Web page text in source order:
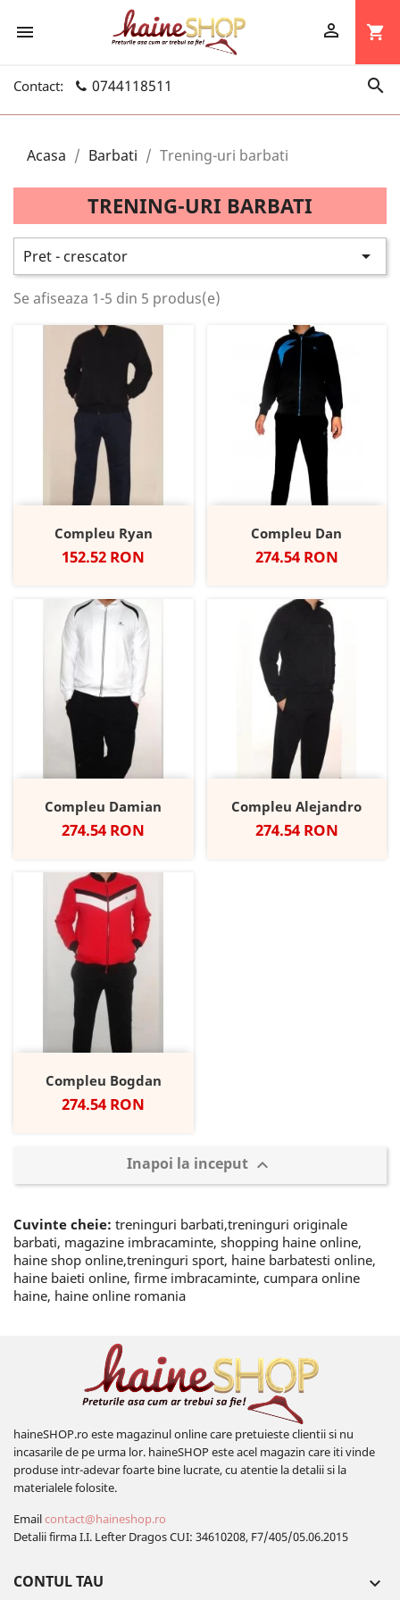
 shopping_cart

Contact: 0744118511 
Acasa Barbati Trening-uri barbati
TRENING-URI BARBATI
Pret - crescator 
Se afiseaza 1-5 din 5 produs(e)
Compleu Ryan
Pret
152.52 RON
Compleu Dan
Pret
274.54 RON
Compleu Damian
Pret
274.54 RON
Compleu Alejandro
Pret
274.54 RON
Compleu Bogdan
Pret
274.54 RON
Inapoi la inceput 
Cuvinte cheie: treninguri barbati,treninguri originale
barbati, magazine imbracaminte, shopping haine online,
haine shop online,treninguri sport, haine barbatesti online,
haine baieti online, firme imbracaminte, cumpara online
haine, haine online romania
haineSHOP.ro este magazinul online care pretuieste clientii si nu
incasarile de pe urma lor. haineSHOP este acel magazin care iti vinde
produse intr-adevar foarte bine lucrate, cu atentie la detalii si la
materialele folosite.
Emailcontact@haineshop.ro
Detalii firma I.I. Lefter Dragos CUI: 34610208, F7/405/05.06.2015
CONTUL TAU 